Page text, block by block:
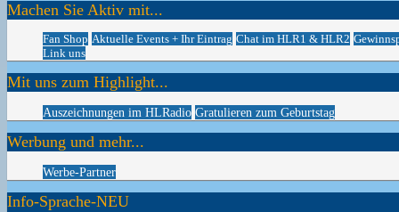
Machen Sie Aktiv mit...
Fan Shop Aktuelle Events + Ihr Eintrag Chat im HLR1 & HLR2
Link uns
Mit uns zum Highlight...
Auszeichnungen im HLRadio Gratulieren zum Geburtstag
Werbung und mehr...
Werbe-Partner
Info-Sprache-NEU